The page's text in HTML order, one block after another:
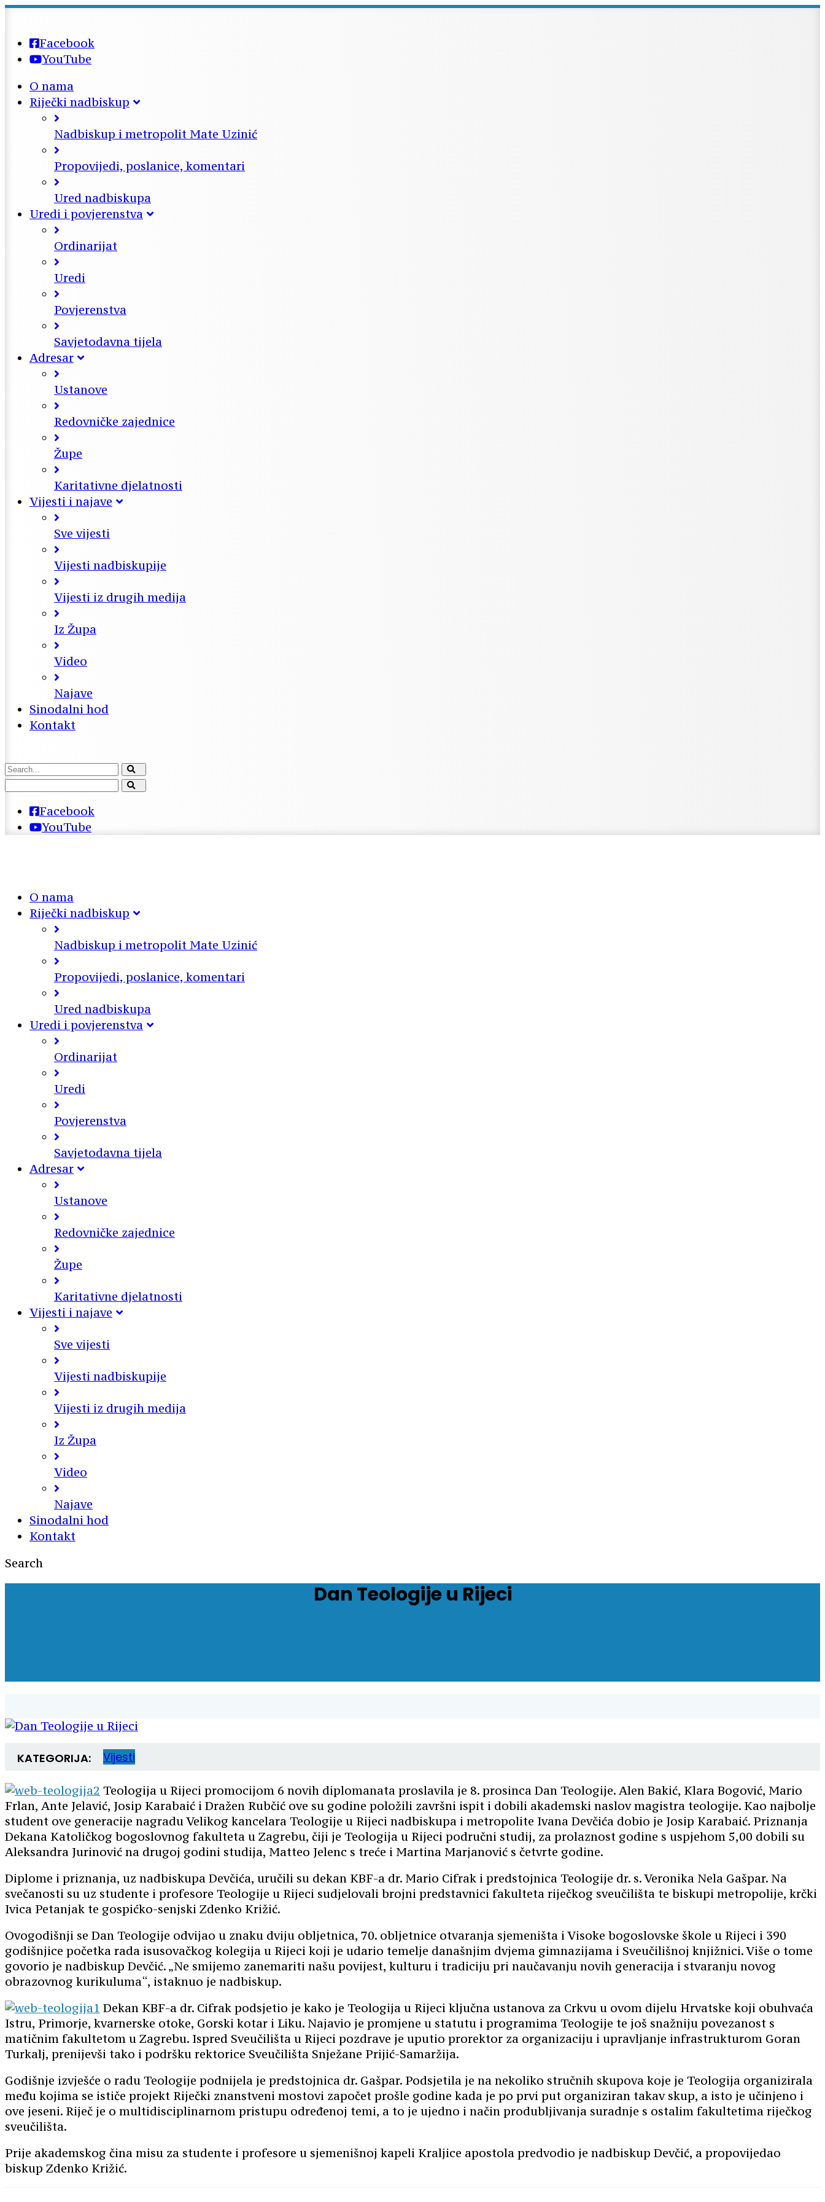
Facebook
YouTube
O nama
Riječki nadbiskup
Nadbiskup i metropolit Mate Uzinić
Propovijedi, poslanice, komentari
Ured nadbiskupa
Uredi i povjerenstva
Ordinarijat
Uredi
Povjerenstva
Savjetodavna tijela
Adresar
Ustanove
Redovničke zajednice
Župe
Karitativne djelatnosti
Vijesti i najave
Sve vijesti
Vijesti nadbiskupije
Vijesti iz drugih medija
Iz Župa
Video
Najave
Sinodalni hod
Kontakt
Facebook
YouTube
O nama
Riječki nadbiskup
Nadbiskup i metropolit Mate Uzinić
Propovijedi, poslanice, komentari
Ured nadbiskupa
Uredi i povjerenstva
Ordinarijat
Uredi
Povjerenstva
Savjetodavna tijela
Adresar
Ustanove
Redovničke zajednice
Župe
Karitativne djelatnosti
Vijesti i najave
Sve vijesti
Vijesti nadbiskupije
Vijesti iz drugih medija
Iz Župa
Video
Najave
Sinodalni hod
Kontakt
Search
Dan Teologije u Rijeci
KATEGORIJA: Vijesti
Teologija u Rijeci promocijom 6 novih diplomanata proslavila je 8. prosinca Dan Teologije. Alen Bakić, Klara Bogović, Mario
Frlan, Ante Jelavić, Josip Karabaić i Dražen Rubčić ove su godine položili završni ispit i dobili akademski naslov magistra teologije. Kao najbolje
student ove generacije nagradu Velikog kancelara Teologije u Rijeci nadbiskupa i metropolite Ivana Devčića dobio je Josip Karabaić. Priznanja
Dekana Katoličkog bogoslovnog fakulteta u Zagrebu, čiji je Teologija u Rijeci područni studij, za prolaznost godine s uspjehom 5,00 dobili su
Aleksandra Jurinović na drugoj godini studija, Matteo Jelenc s treće i Martina Marjanović s četvrte godine.
Diplome i priznanja, uz nadbiskupa Devčića, uručili su dekan KBF-a dr. Mario Cifrak i predstojnica Teologije dr. s. Veronika Nela Gašpar. Na
svečanosti su uz studente i profesore Teologije u Rijeci sudjelovali brojni predstavnici fakulteta riječkog sveučilišta te biskupi metropolije, krčki
Ivica Petanjak te gospićko-senjski Zdenko Križić.
Ovogodišnji se Dan Teologije odvijao u znaku dviju obljetnica, 70. obljetnice otvaranja sjemeništa i Visoke bogoslovske škole u Rijeci i 390
godišnjice početka rada isusovačkog kolegija u Rijeci koji je udario temelje današnjim dvjema gimnazijama i Sveučilišnoj knjižnici. Više o tome
govorio je nadbiskup Devčić. „Ne smijemo zanemariti našu povijest, kulturu i tradiciju pri naučavanju novih generacija i stvaranju novog
obrazovnog kurikuluma“, istaknuo je nadbiskup.
Dekan KBF-a dr. Cifrak podsjetio je kako je Teologija u Rijeci ključna ustanova za Crkvu u ovom dijelu Hrvatske koji obuhvaća
Istru, Primorje, kvarnerske otoke, Gorski kotar i Liku. Najavio je promjene u statutu i programima Teologije te još snažniju povezanost s
matičnim fakultetom u Zagrebu. Ispred Sveučilišta u Rijeci pozdrave je uputio prorektor za organizaciju i upravljanje infrastrukturom Goran
Turkalj, prenijevši tako i podršku rektorice Sveučilišta Snježane Prijić-Samaržija.
Godišnje izvješće o radu Teologije podnijela je predstojnica dr. Gašpar. Podsjetila je na nekoliko stručnih skupova koje je Teologija organizirala
među kojima se ističe projekt Riječki znanstveni mostovi započet prošle godine kada je po prvi put organiziran takav skup, a isto je učinjeno i
ove jeseni. Riječ je o multidisciplinarnom pristupu određenoj temi, a to je ujedno i način produbljivanja suradnje s ostalim fakultetima riječkog
sveučilišta.
Prije akademskog čina misu za studente i profesore u sjemenišnoj kapeli Kraljice apostola predvodio je nadbiskup Devčić, a propovijedao
biskup Zdenko Križić.